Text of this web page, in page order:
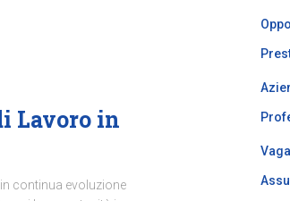
Lavoro in
continua evoluzione